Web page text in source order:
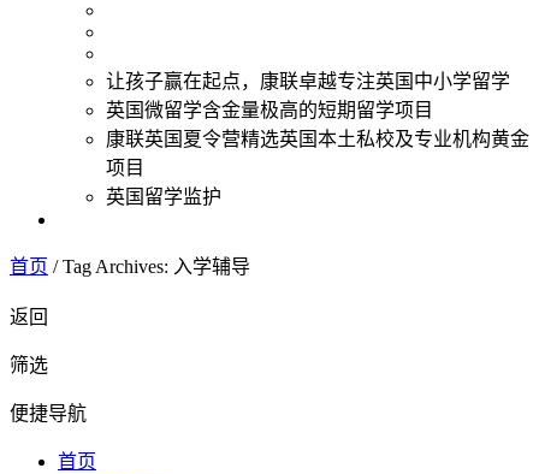
让孩子赢在起点，康联卓越专注英国中小学留学
英国微留学含金量极高的短期留学项目
康联英国夏令营精选英国本土私校及专业机构黄金
项目
英国留学监护
首页 /Tag Archives: 入学辅导
返回
筛选
便捷导航
首页